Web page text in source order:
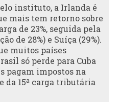
instituto, a Irlanda é
mais tem retorno sobre
de 23%, seguida pela
de 28%) e Suíça (29%).
muitos países
só perde para Cuba
pagam impostos na
da 15ª carga tributária